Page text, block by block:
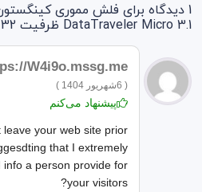
1 دیدگاه برای
فلش مموری
DataTraveler Micro 3.1 ظرفیت 32 گیگابایت
W4i9o.mssg.me/
( 6شهریور 1404 )
پیشنهاد می‌کنم
leave your web site prior
that I extremely
info a person provide for
your visitors?